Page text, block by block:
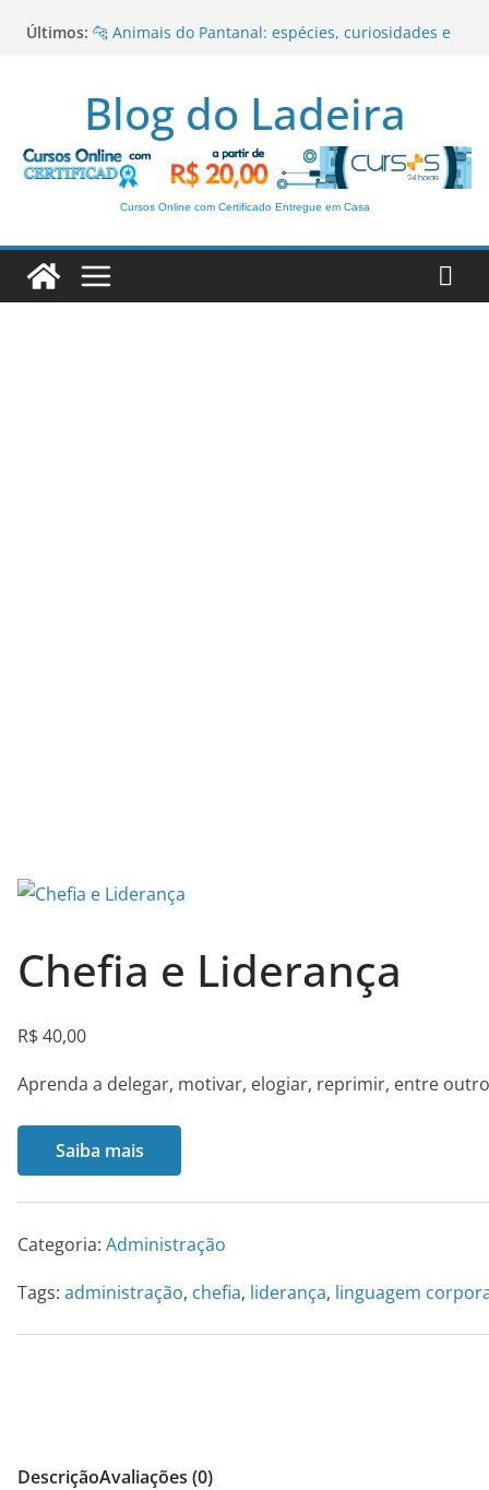
para
Últimos: 🐆 Animais do Pantanal: espécies, curiosidades e
da Vida Após a Morte
Paralelepípedo
Romance Urbano: características, autores e
importância literária
Gênero Dramático
Blog do Ladeira
Cursos Online com Certificado Entregue em Casa
Chefia e Liderança
R$40,00
Aprenda a delegar, motivar, elogiar, reprimir, entre
Saiba mais
Categoria: Administração
Tags: administração, chefia, liderança, linguagem
DescriçãoAvaliações (0)